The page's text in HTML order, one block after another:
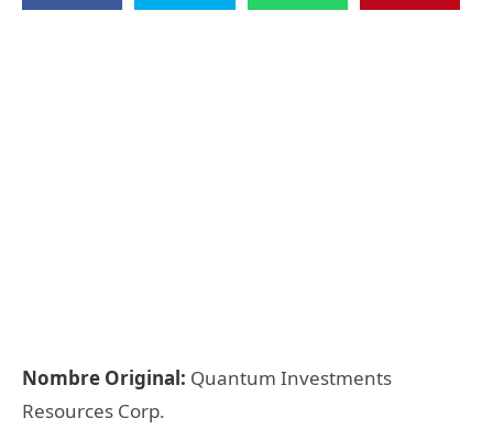
Nombre Original: Quantum Investments
Resources Corp.